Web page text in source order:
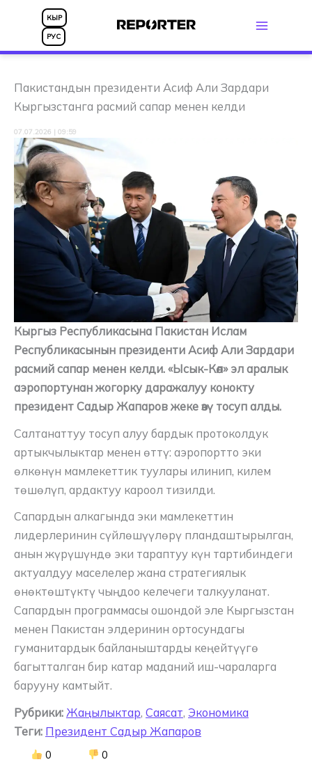
КЫР
РУС
Пакистандын президенти Асиф Али Зардари
Кыргызстанга расмий сапар менен келди
07.07.2026 | 09:59
Кыргыз Республикасына Пакистан Ислам
Республикасынын президенти Асиф Али Зардари
расмий сапар менен келди. «Ысык-Көл» эл аралык
аэропортунан жогорку даражалуу конокту
президент Садыр Жапаров жеке өзү тосуп алды.
Салтанаттуу тосуп алуу бардык протоколдук
артыкчылыктар менен өттү: аэропортто эки
өлкөнүн мамлекеттик туулары илинип, килем
төшөлүп, ардактуу кароол тизилди.
Сапардын алкагында эки мамлекеттин
лидерлеринин сүйлөшүүлөрү пландаштырылган,
анын жүрүшүндө эки тараптуу күн тартибиндеги
актуалдуу маселелер жана стратегиялык
өнөктөштүктү чыңдоо келечеги талкууланат.
Сапардын программасы ошондой эле Кыргызстан
менен Пакистан элдеринин ортосундагы
гуманитардык байланыштарды кеңейтүүгө
багытталган бир катар маданий иш-чараларга
барууну камтыйт.
Рубрики: Жаңылыктар, Саясат, Экономика
Теги: Президент Садыр Жапаров
0 0